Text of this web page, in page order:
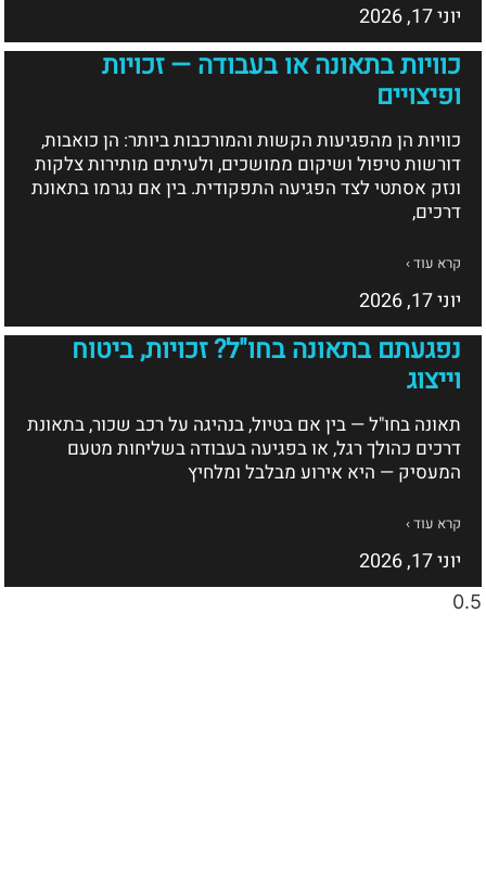
יוני 17, 2026
כוויות בתאונה או בעבודה — זכויות
ופיצויים
כוויות הן מהפגיעות הקשות והמורכבות ביותר: הן כואבות,
דורשות טיפול ושיקום ממושכים, ולעיתים מותירות צלקות
ונזק אסתטי לצד הפגיעה התפקודית. בין אם נגרמו בתאונת
דרכים,
קרא עוד ›
יוני 17, 2026
נפגעתם בתאונה בחו"ל? זכויות, ביטוח
וייצוג
תאונה בחו"ל — בין אם בטיול, בנהיגה על רכב שכור, בתאונת
דרכים כהולך רגל, או בפגיעה בעבודה בשליחות מטעם
המעסיק — היא אירוע מבלבל ומלחיץ
קרא עוד ›
יוני 17, 2026